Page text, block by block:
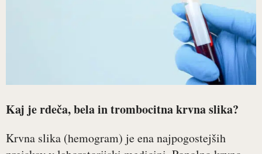
Kaj je rdeča, bela in trombocitna krvna slika?
Krvna slika (hemogram) je ena najpogostejših